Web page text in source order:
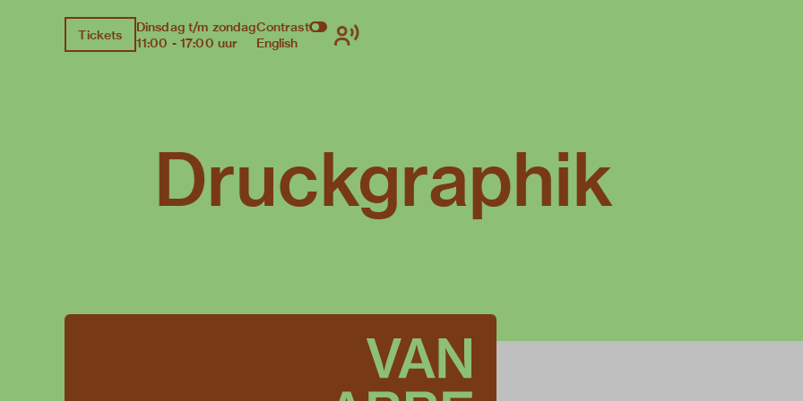
Tickets
Dinsdag t/m zondag
11:00 - 17:00 uur
Contrast
English
Druckgraphik